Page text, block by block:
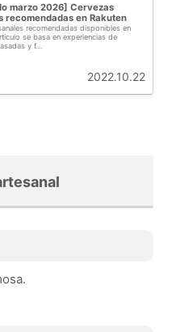
marzo 2026] Cervezas
recomendadas en Rakuten
recomendadas disponibles en
se basa en experiencias de
y f...
2022.10.22